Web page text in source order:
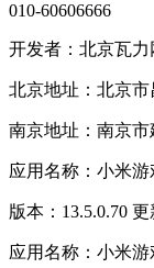
010-60606666
开发者：北京瓦力
北京地址：北京
南京地址：南京
应用名称：小米游
版本：13.5.0.70
应用名称：小米游